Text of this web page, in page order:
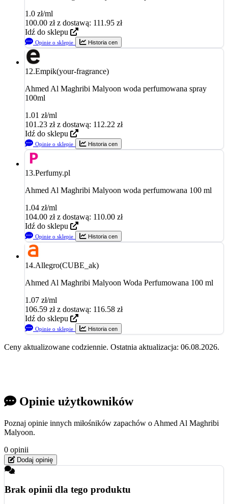
1.0 zł/ml
100.00 zł z dostawą: 111.95 zł
Idź do sklepu
Opinie o sklepie Historia cen
12.Empik(your-fragrance)
Ahmed Al Maghribi Malyoon woda perfumowana spray
100ml
1.01 zł/ml
101.23 zł z dostawą: 112.22 zł
Idź do sklepu
Opinie o sklepie Historia cen
13.Perfumy.pl
Ahmed Al Maghribi Malyoon woda perfumowana 100 ml
1.04 zł/ml
104.00 zł z dostawą: 110.00 zł
Idź do sklepu
Opinie o sklepie Historia cen
14.Allegro(CUBE_ak)
Ahmed Al Maghribi Malyoon Woda Perfumowana 100 ml
1.07 zł/ml
106.59 zł z dostawą: 116.58 zł
Idź do sklepu
Opinie o sklepie Historia cen
Ceny aktualizowane codziennie. Ostatnia aktualizacja: 06.08.2026.
Opinie użytkowników
Poznaj opinie innych miłośników zapachów o Ahmed Al Maghribi
Malyoon.
0 opinii
Dodaj opinię
Brak opinii dla tego produktu